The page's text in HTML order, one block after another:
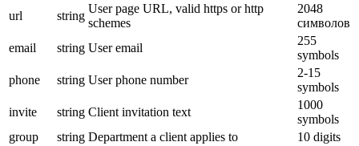
url
string
User page URL, valid https or http
schemes
2048
символов
email
string User email
255
symbols
phone
string User phone number
2-15
symbols
invite
string Client invitation text
1000
symbols
group
string Department a client applies to
10 digits